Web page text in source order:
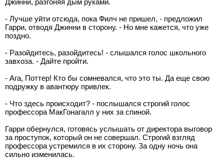
Джинни, разгоняя дым руками.
- Лучше уйти отсюда, пока Филч не пришел, - предложил
Гарри, отводя Джинни в сторону. - Но мне кажется, что уже
поздно.
- Разойдитесь, разойдитесь! - слышался голос школьного
завхоза. - Дайте пройти.
- Ага, Поттер! Кто бы сомневался, что это ты. Да еще свою
подружку в авантюру привлек.
- Что здесь происходит? - послышался строгий голос
профессора МакГонагалл у них за спиной.
Гарри обернулся, готовясь услышать от директора выговор
за проступок, который он не совершал. Строгий взгляд
профессора устремился в их сторону. За одну ночь она
сильно изменилась.